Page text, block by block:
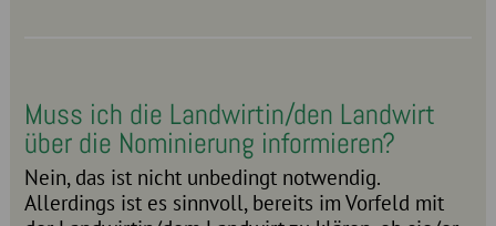
Muss ich die Landwirtin/den Landwirt
über die Nominierung informieren?
Nein, das ist nicht unbedingt notwendig.
Allerdings ist es sinnvoll, bereits im Vorfeld mit